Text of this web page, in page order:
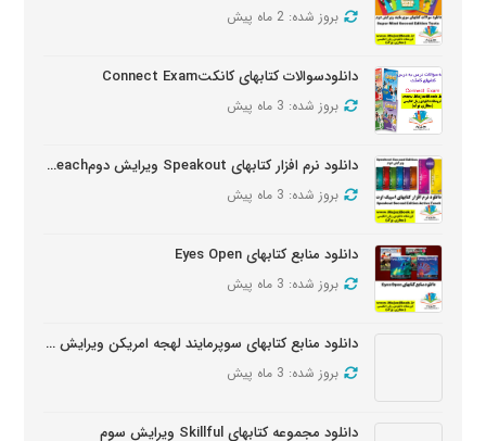
بروز شده: 2 ماه پیش
دانلودسوالات کتابهای کانکتConnect Exam
بروز شده: 3 ماه پیش
دانلود نرم افزار کتابهای Speakout ویرایش دومSpeakout Active Teach
بروز شده: 3 ماه پیش
دانلود منابع کتابهای Eyes Open
بروز شده: 3 ماه پیش
دانلود منابع کتابهای سوپرمایند لهجه امریکن ویرایش دومSuper Minds American Second Edition
بروز شده: 3 ماه پیش
دانلود مجموعه کتابهای Skillful ویرایش سوم